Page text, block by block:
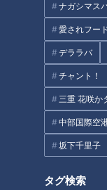
ナガシマス
愛されフー
デララバ
チャント！
三重 花咲か
中部国際空
坂下千里子
タグ検索
手洗いが楽しくなる!
石のようなせっけん
ゲームクリエイター